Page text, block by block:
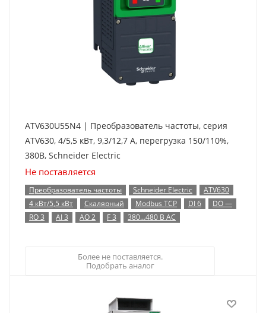
ATV630U55N4 | Преобразователь частоты, серия
ATV630, 4/5,5 кВт, 9,3/12,7 А, перегрузка 150/110%,
380B, Schneider Electric
Не поставляется
Преобразователь частоты Schneider Electric
ATV630
4 кВт/5,5 кВт
Скалярный Modbus TCP DI 6
DO —
RO 3
AI 3 AO 2 F 3 380…480 В AC
Более не поставляется.
Подобрать аналог